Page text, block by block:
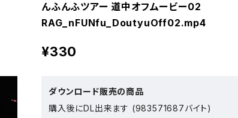
んふんふツアー 道中オフムービー02
RAG_nFUNfu_DoutyuOff02.mp4
¥330
ダウンロード販売の商品
購入後にDL出来ます (983571687バイト)